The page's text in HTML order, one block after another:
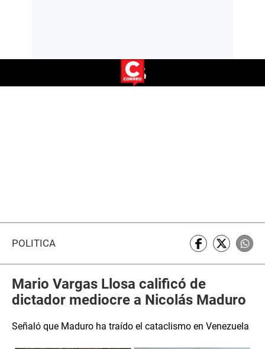
POLÍTICA
Mario Vargas Llosa calificó de
dictador mediocre a Nicolás Maduro
Señaló que Maduro ha traído el cataclismo en Venezuela